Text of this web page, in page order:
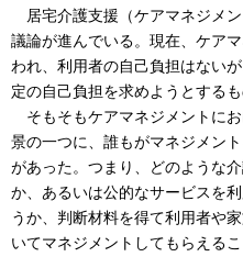
居宅介護支援（ケアマネジメ
議論が進んでいる。現在、ケア
われ、利用者の自己負担はない
定の自己負担を求めようとするも
そもそもケアマネジメントに
景の一つに、誰もがマネジメン
があった。つまり、どのような
か、あるいは公的なサービスを
うか、判断材料を得て利用者や
いてマネジメントしてもらえるこ